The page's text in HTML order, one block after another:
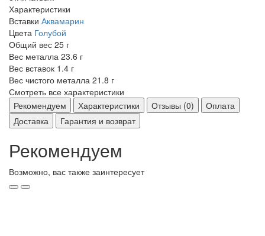
Характеристики
Вставки Аквамарин
Цвета Голубой
Общий вес 25 г
Вес металла 23.6 г
Вес вставок 1.4 г
Вес чистого металла 21.8 г
Смотреть все характеристики
Рекомендуем
Характеристики Отзывы (0)
Оплата
Доставка
Гарантия и возврат
Рекомендуем
Возможно, вас также заинтересует